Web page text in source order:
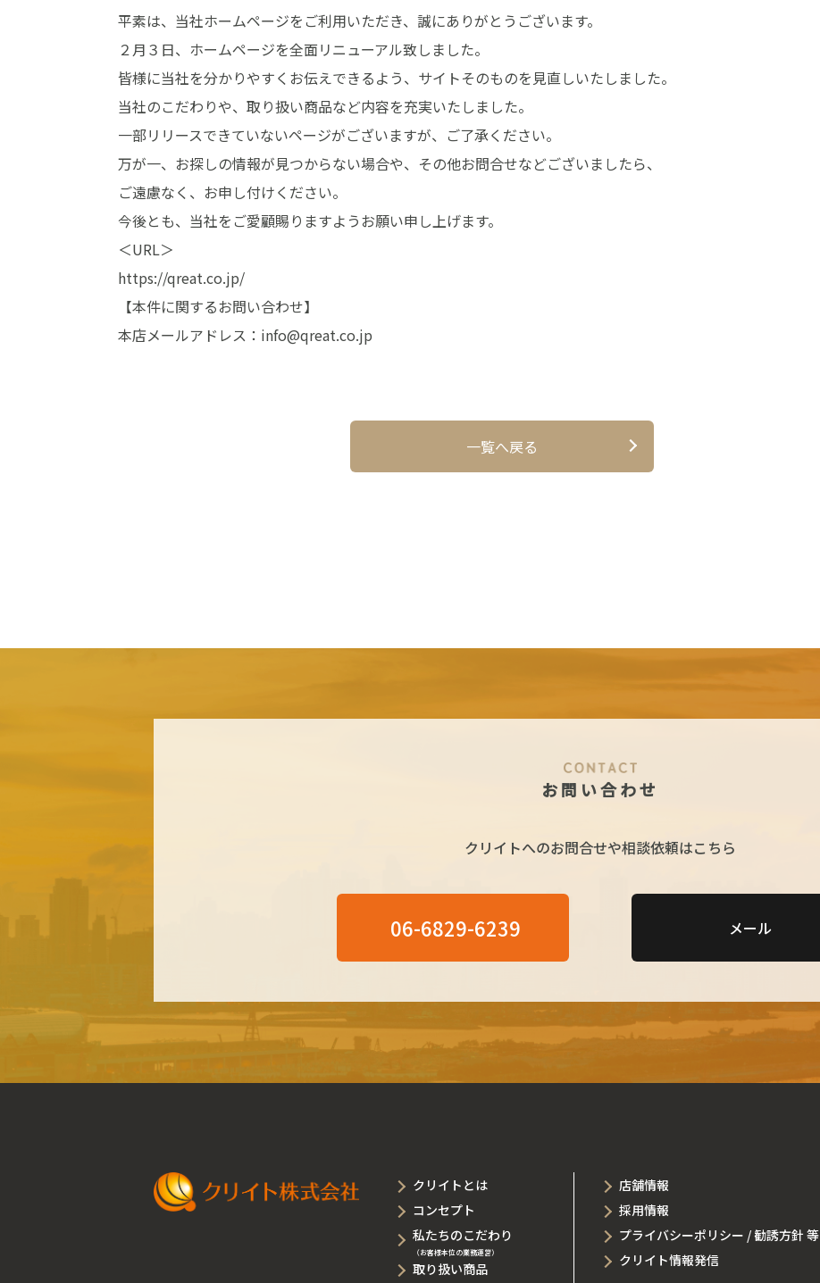
平素は、当社ホームページをご利用いただき、誠にありがとうございます。
２月３日、ホームページを全面リニューアル致しました。
皆様に当社を分かりやすくお伝えできるよう、サイトそのものを見直しいたしました。
当社のこだわりや、取り扱い商品など内容を充実いたしました。
一部リリースできていないページがございますが、ご了承ください。
万が一、お探しの情報が見つからない場合や、その他お問合せなどございましたら、
ご遠慮なく、お申し付けください。
今後とも、当社をご愛顧賜りますようお願い申し上げます。
＜URL＞
https://qreat.co.jp/
【本件に関するお問い合わせ】
本店メールアドレス：info@qreat.co.jp
一覧へ戻る
お問い合わせ
クリイトへのお問合せや相談依頼はこちら
06-6829-6239 メール
クリイトとは
コンセプト
私たちのこだわり
（お客様本位の業務運営）
取り扱い商品
店舗情報
採用情報
プライバシーポリシー / 勧誘方針 等
クリイト情報発信